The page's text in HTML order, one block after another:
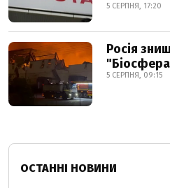
5 СЕРПНЯ, 17:20
Росія
5 СЕРПНЯ, 09:15
ОСТАННІ НОВИНИ